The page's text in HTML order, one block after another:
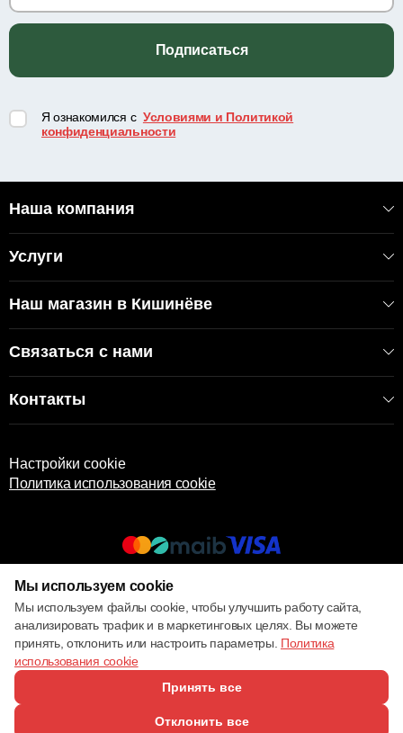
Подписаться
Я ознакомился с Условиями и Политикой
конфиденциальности
Наша компания
Услуги
Наш магазин в Кишинёве
Связаться с нами
Контакты
Настройки cookie
Политика использования cookie
© 2013 – 2026 ECOM
Мы используем cookie
Мы используем файлы cookie, чтобы улучшить работу сайта,
анализировать трафик и в маркетинговых целях. Вы можете
принять, отклонить или настроить параметры. Политика
использования cookie
Принять все
Отклонить все